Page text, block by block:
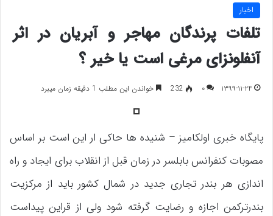
اخبار
تلفات پرندگان مهاجر و آبریان در اثر
آنفلونزای مرغی است یا خیر ؟
۱۳۹۹-۱۱-۲۴ ۰ 232 خواندن این مطلب 1 دقیقه زمان میبرد
پایگاه خبری اولکامیز – شنیده ها حاکی ار این است بر اساس
مصوبات کنفرانس بابلسر در زمان قبل از انقلاب برای ایجاد و راه
اندازی هر بندر تجاری جدید در شمال کشور باید از مرکزیت
بندرترکمن اجازه و رضایت گرفته شود ولی از قراین پیداست